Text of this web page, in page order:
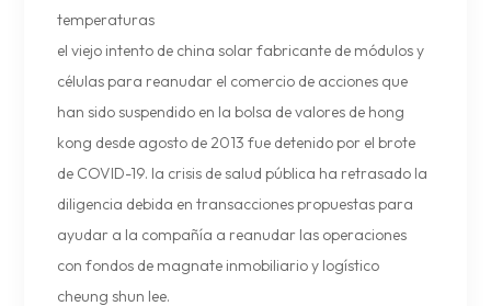
temperaturas
el viejo intento de china solar fabricante de módulos y
células para reanudar el comercio de acciones que
han sido suspendido en la bolsa de valores de hong
kong desde agosto de 2013 fue detenido por el brote
de COVID-19. la crisis de salud pública ha retrasado la
diligencia debida en transacciones propuestas para
ayudar a la compañía a reanudar las operaciones
con fondos de magnate inmobiliario y logístico
cheung shun lee.